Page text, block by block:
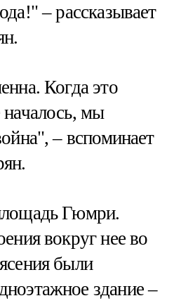
– рассказывает
Когда это
началось, мы
– вспоминает
Гюмри.
вокруг нее во
были
здание –